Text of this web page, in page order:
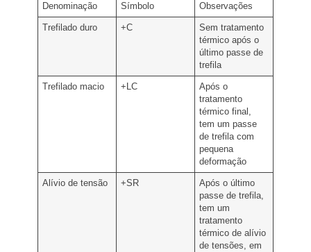
Denominação Símbolo Observações
Trefilado duro +C
Sem tratamento
térmico após o
último passe de
trefila
Trefilado macio +LC
Após o
tratamento
térmico final,
tem um passe
de trefila com
pequena
deformação
Alívio de tensão +SR
Após o último
passe de trefila,
tem um
tratamento
térmico de alívio
de tensões, em